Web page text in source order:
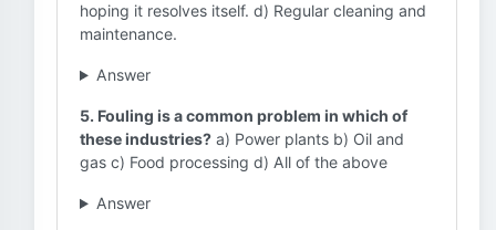
hoping it resolves itself. d) Regular cleaning and
maintenance.
Answer
5. Fouling is a common problem in which of
these industries? a) Power plants b) Oil and
gas c) Food processing d) All of the above
Answer